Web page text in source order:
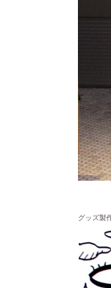
グッズ製